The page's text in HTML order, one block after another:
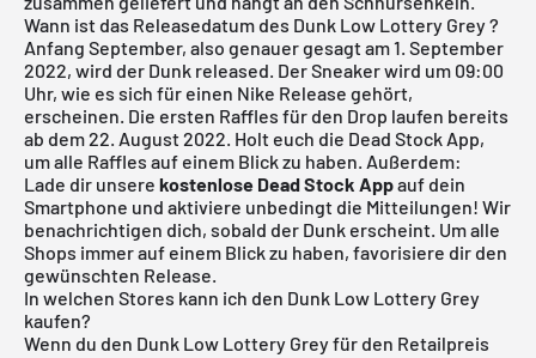
Wann ist das Releasedatum des Dunk Low Lottery Grey ?
Anfang September, also genauer gesagt am 1. September
2022, wird der Dunk released. Der Sneaker wird um 09:00
Uhr, wie es sich für einen Nike Release gehört,
erscheinen. Die ersten Raffles für den Drop laufen bereits
ab dem 22. August 2022. Holt euch die Dead Stock App,
um alle Raffles auf einem Blick zu haben. Außerdem:
Lade dir unsere kostenlose Dead Stock Appauf dein
Smartphone und aktiviere unbedingt die Mitteilungen! Wir
benachrichtigen dich, sobald der Dunk erscheint. Um alle
Shops immer auf einem Blick zu haben, favorisiere dir den
gewünschten Release.
In welchen Stores kann ich den Dunk Low Lottery Grey
kaufen?
Wenn du den Dunk Low Lottery Grey für den Retailpreis